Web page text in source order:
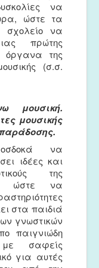
να
ώστε τα
σχολείο να
πρώτης
όργανα της
(σ.σ.
μουσική.
μουσικής
να
ιδέες και
της
ώστε να
στα παιδιά
γνωστικών
παιγνιώδη
σαφείς
για αυτές